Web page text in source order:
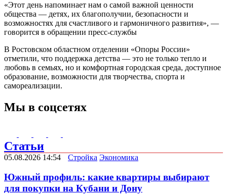
«Этот день напоминает нам о самой важной ценности
общества — детях, их благополучии, безопасности и
возможностях для счастливого и гармоничного развития», —
говорится в обращении пресс-службы
В Ростовском областном отделении «Опоры России»
отметили, что поддержка детства — это не только тепло и
любовь в семьях, но и комфортная городская среда, доступное
образование, возможности для творчества, спорта и
самореализации.
Мы в соцсетях
Статьи
05.08.2026 14:54 Стройка Экономика
Южный профиль: какие квартиры выбирают
для покупки на Кубани и Дону